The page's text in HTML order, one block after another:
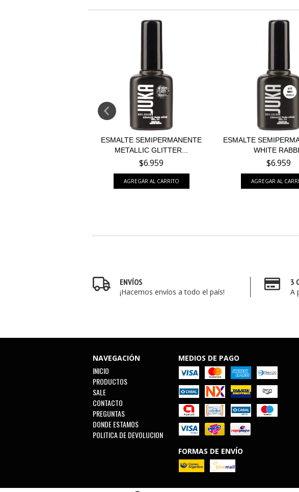
ESMALTE SEMIPERMANENTE
METALLIC GLITTER...
$6.959
ESMALTE
WHITE
$6.959
ENVÍOS
¡Hacemos envíos a todo el país!
3
A
NAVEGACIÓN
INICIO
PRODUCTOS
SALE
CONTACTO
PREGUNTAS
DONDE ESTAMOS
POLITICA DE DEVOLUCION
MEDIOS DE PAGO
FORMAS DE ENVÍO